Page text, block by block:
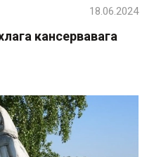
кансервавага
18.06.2024